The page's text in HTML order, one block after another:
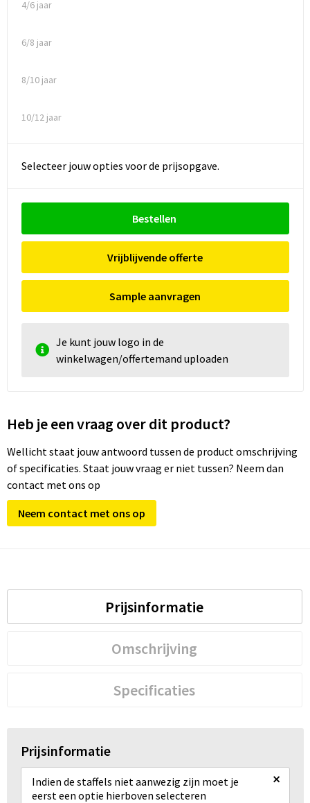
4/6 jaar
6/8 jaar
8/10 jaar
10/12 jaar
Selecteer jouw opties voor de prijsopgave.
Bestellen
Vrijblijvende offerte
Sample aanvragen
Je kunt jouw logo in de
winkelwagen/offertemand uploaden
Heb je een vraag over dit product?
Wellicht staat jouw antwoord tussen de product omschrijving
of specificaties. Staat jouw vraag er niet tussen? Neem dan
contact met ons op
Neem contact met ons op
Prijsinformatie
Omschrijving
Specificaties
Prijsinformatie
Indien de staffels niet aanwezig zijn moet je
eerst een optie hierboven selecteren
×